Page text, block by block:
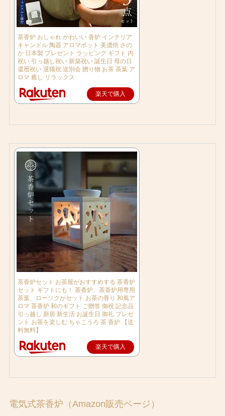
茶香炉 おしゃれ かわいい 香炉 インテリア
キャンドル 陶器 アロマポット 美濃焼 さの
か 日本製 プレゼント ラッピング ギフト 内
祝い 引っ越し祝い 新築祝い 誕生日 母の日
還暦祝い 退職祝 送別会 贈り物 お茶 茶葉 ア
ロマ 癒し リラックス
楽天で購入
茶香炉セット お茶屋がおすすめする 茶香炉
セット ギフトにも！ 茶香炉、茶香炉用専用
茶葉、ローソクがセット お茶の香り 和風ア
ロマ 茶香炉 和のギフト ご贈答 御祝 記念品
引っ越し 新居 新生活 お誕生日 御礼 プレゼ
ント お茶を楽しむ ちゃこうろ 茶 香炉 【送
料無料】
楽天で購入
電気式茶香炉（Amazon販売ページ）